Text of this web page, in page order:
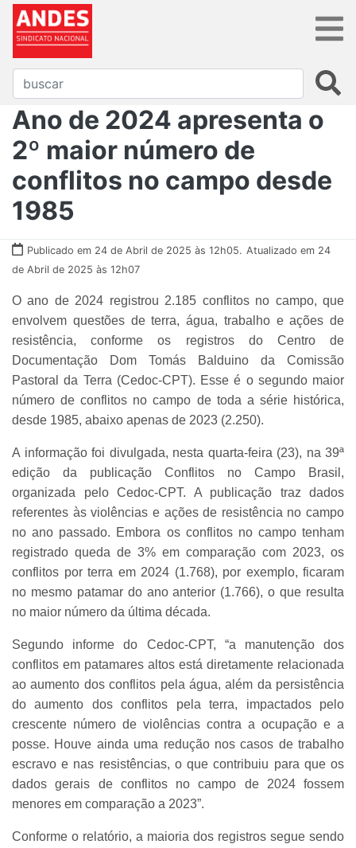
Ano de 2024 apresenta o
2º maior número de
conflitos no campo desde
1985
Publicado em 24 de Abril de 2025 às 12h05. Atualizado em 24
de Abril de 2025 às 12h07
O ano de 2024 registrou 2.185 conflitos no campo, que
envolvem questões de terra, água, trabalho e ações de
resistência, conforme os registros do Centro de
Documentação Dom Tomás Balduino da Comissão
Pastoral da Terra (Cedoc-CPT). Esse é o segundo maior
número de conflitos no campo de toda a série histórica,
desde 1985, abaixo apenas de 2023 (2.250).
A informação foi divulgada, nesta quarta-feira (23), na 39ª
edição da publicação Conflitos no Campo Brasil,
organizada pelo Cedoc-CPT. A publicação traz dados
referentes às violências e ações de resistência no campo
no ano passado. Embora os conflitos no campo tenham
registrado queda de 3% em comparação com 2023, os
conflitos por terra em 2024 (1.768), por exemplo, ficaram
no mesmo patamar do ano anterior (1.766), o que resulta
no maior número da última década.
Segundo informe do Cedoc-CPT, “a manutenção dos
conflitos em patamares altos está diretamente relacionada
ao aumento dos conflitos pela água, além da persistência
do aumento dos conflitos pela terra, impactados pelo
crescente número de violências contra a ocupação e a
posse. Houve ainda uma redução nos casos de trabalho
escravo e nas resistências, o que contribuiu para que os
dados gerais de conflitos no campo de 2024 fossem
menores em comparação a 2023”.
Conforme o relatório, a maioria dos registros segue sendo